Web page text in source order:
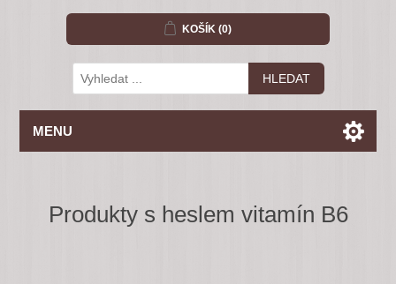
KOŠÍK (0)
MENU
Produkty s heslem vitamín B6